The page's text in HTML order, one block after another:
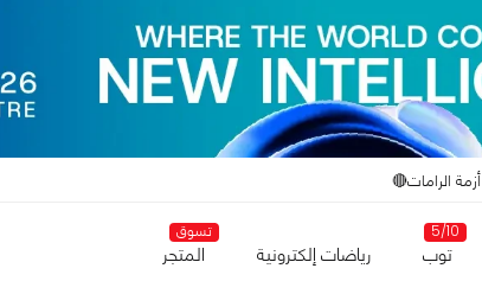
أزمة الرامات🔴
5/10
توب رياضات إلكترونية
تسوق
المتجر